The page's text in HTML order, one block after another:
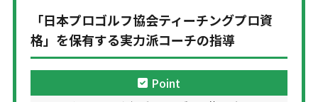
「日本プロゴルフ協会ティーチングプロ資
格」を保有する実力派コーチの指導
Point